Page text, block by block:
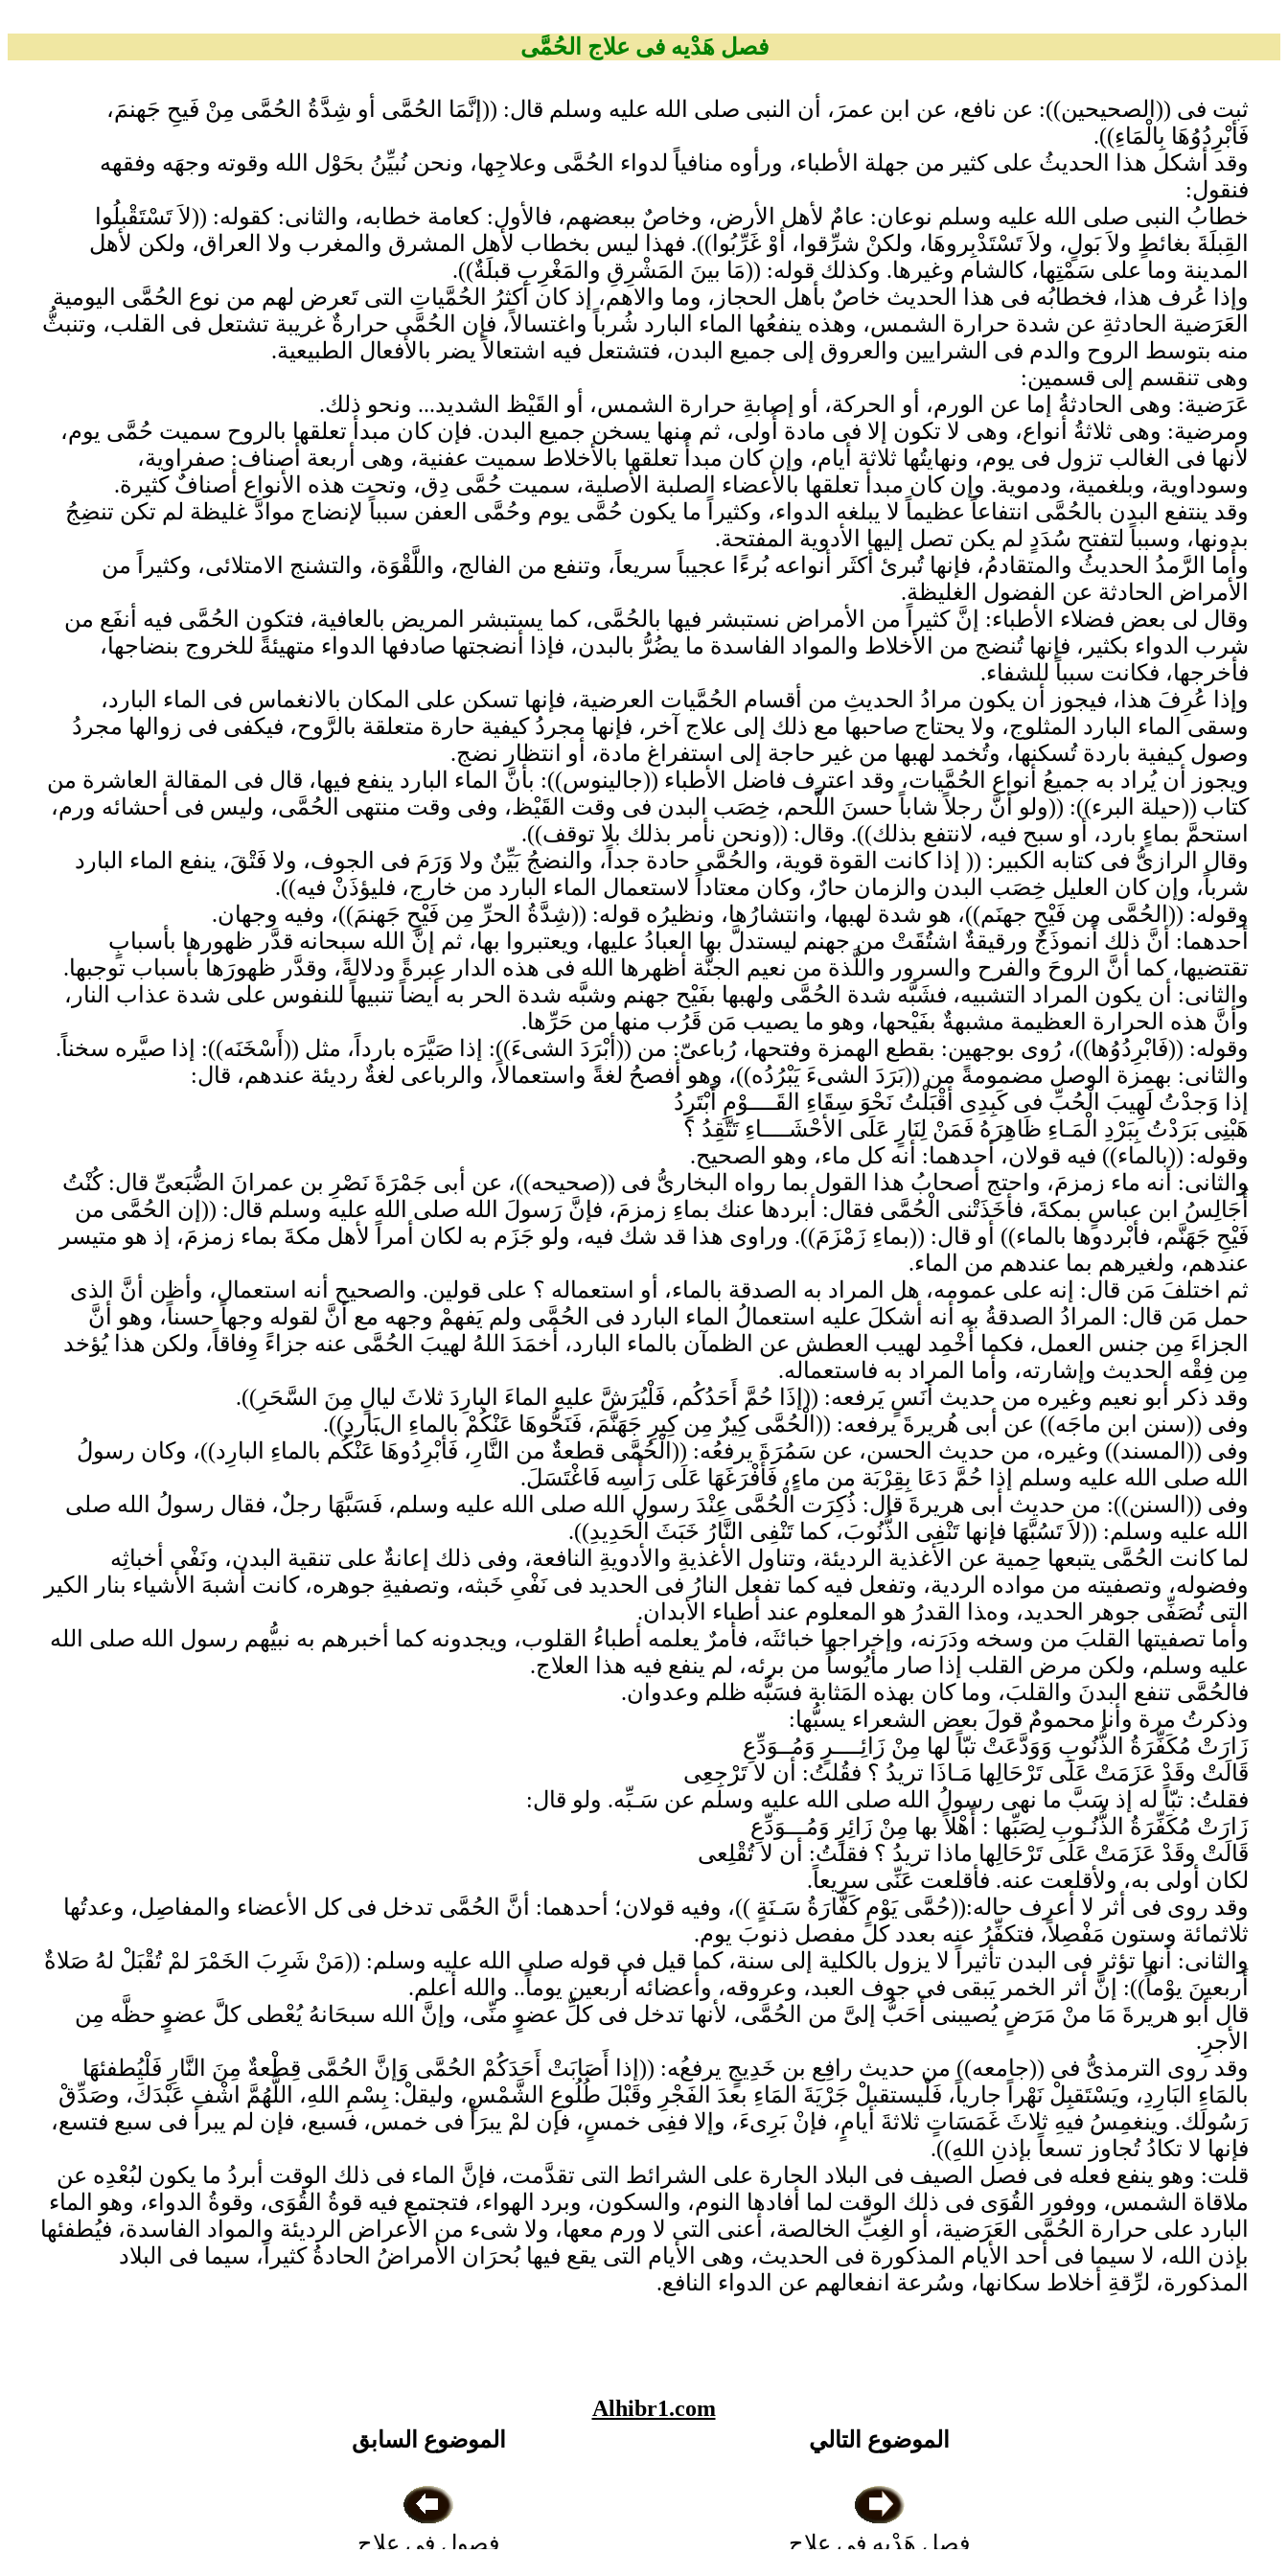
فصل هَدْيه فى علاج الحُمَّى
ثبت فى ((الصحيحين)): عن نافع، عن ابن عمرَ، أن النبى صلى الله عليه وسلم قال: ((إنَّمَا الحُمَّى أو شِدَّةُ الحُمَّى مِنْ فَيحِ جَهنمَ،
فَأبْرِدُوُهَا بِالْمَاءِ)).
وقد أشكل هذا الحديثُ على كثير من جهلة الأطباء، ورأوه منافياً لدواء الحُمَّى وعلاجِها، ونحن نُبيِّنُ بحَوْل الله وقوته وجهَه وفقهه
فنقول:
خطابُ النبى صلى الله عليه وسلم نوعان: عامٌ لأهل الأرض، وخاصٌ ببعضهم، فالأول: كعامة خطابه، والثانى: كقوله: ((لاَ تَسْتَقْبلُوا
القِبلَةَ بغائطٍ ولاَ بَولٍ، ولاَ تَسْتَدْبِروهَا، ولكنْ شرِّقوا، أوْ غَرِّبُوا)). فهذا ليس بخطاب لأهل المشرق والمغرب ولا العراق، ولكن لأهل
المدينة وما على سَمْتِها، كالشام وغيرها. وكذلك قوله: ((مَا بينَ المَشْرِقِ والمَغْرِبِ قبلَةٌ)).
وإذا عُرف هذا، فخطابُه فى هذا الحديث خاصٌ بأهل الحجاز، وما والاهم، إذ كان أكثرُ الحُمَّياتِ التى تَعرض لهم من نوع الحُمَّى اليومية
العَرَضية الحادثةِ عن شدة حرارة الشمس، وهذه ينفعُها الماء البارد شُرباً واغتسالاً، فإن الحُمَّى حرارةٌ غريبة تشتعل فى القلب، وتنبثُّ
منه بتوسط الروح والدم فى الشرايين والعروق إلى جميع البدن، فتشتعل فيه اشتعالاً يضر بالأفعال الطبيعية.
وهى تنقسم إلى قسمين:
عَرَضية: وهى الحادثةُ إما عن الورم، أو الحركة، أو إصابةِ حرارة الشمس، أو القَيْظ الشديد... ونحو ذلك.
ومرضية: وهى ثلاثةُ أنواع، وهى لا تكون إلا فى مادة أُولى، ثم منها يسخن جميع البدن. فإن كان مبدأ تعلقها بالروح سميت حُمَّى يوم،
لأنها فى الغالب تزول فى يوم، ونهايتُها ثلاثة أيام، وإن كان مبدأُ تعلقها بالأخلاط سميت عفنية، وهى أربعة أصناف: صفراوية،
وسوداوية، وبلغمية، ودموية. وإن كان مبدأ تعلقها بالأعضاء الصلبة الأصلية، سميت حُمَّى دِق، وتحت هذه الأنواع أصنافٌ كثيرة.
وقد ينتفع البدن بالحُمَّى انتفاعاً عظيماً لا يبلغه الدواء، وكثيراً ما يكون حُمَّى يوم وحُمَّى العفن سبباً لإنضاج موادَّ غليظة لم تكن تنضِجُ
بدونها، وسبباً لتفتح سُدَدٍ لم يكن تصل إليها الأدوية المفتحة.
وأما الرَّمدُ الحديثُ والمتقادمُ، فإنها تُبرئ أكثَر أنواعه بُرءًا عجيباً سريعاً، وتنفع من الفالج، واللَّقْوَة، والتشنج الامتلائى، وكثيراً من
الأمراض الحادثة عن الفضول الغليظة.
وقال لى بعض فضلاء الأطباء: إنَّ كثيراً من الأمراض نستبشر فيها بالحُمَّى، كما يستبشر المريض بالعافية، فتكون الحُمَّى فيه أنفَع من
شرب الدواء بكثير، فإنها تُنضج من الأخلاط والمواد الفاسدة ما يضُرُّ بالبدن، فإذا أنضجتها صادفها الدواء متهيئةً للخروج بنضاجها،
فأخرجها، فكانت سبباً للشفاء.
وإذا عُرِفَ هذا، فيجوز أن يكون مرادُ الحديثِ من أقسام الحُمَّيات العرضية، فإنها تسكن على المكان بالانغماس فى الماء البارد،
وسقى الماء البارد المثلوج، ولا يحتاج صاحبها مع ذلك إلى علاج آخر، فإنها مجردُ كيفية حارة متعلقة بالرَّوح، فيكفى فى زوالها مجردُ
وصول كيفية باردة تُسكنها، وتُخمد لهبها من غير حاجة إلى استفراغ مادة، أو انتظار نضج.
ويجوز أن يُراد به جميعُ أنواع الحُمَّيات، وقد اعترف فاضل الأطباء ((جالينوس)): بأنَّ الماء البارد ينفع فيها، قال فى المقالة العاشرة من
كتاب ((حيلة البرء)): ((ولو أنَّ رجلاً شاباً حسنَ اللَّحم، خِصَب البدن فى وقت القَيْظ، وفى وقت منتهى الحُمَّى، وليس فى أحشائه ورم،
استحمَّ بماءٍ بارد، أو سبح فيه، لانتفع بذلك)). وقال: ((ونحن نأمر بذلك بلا توقف)).
وقال الرازىُّ فى كتابه الكبير: (( إذا كانت القوة قوية، والحُمَّى حادة جداً، والنضجُ بَيِّنٌ ولا وَرَمَ فى الجوف، ولا فَتْقَ، ينفع الماء البارد
شرباً، وإن كان العليل خِصَب البدن والزمان حارٌ، وكان معتاداً لاستعمال الماء البارد من خارج، فليؤذَنْ فيه)).
وقوله: ((الحُمَّى مِن فَيْحِ جهنَم))، هو شدة لهبها، وانتشارُها، ونظيرُه قوله: ((شِدَّةُ الحرِّ مِن فَيْحِ جَهنمَ))، وفيه وجهان.
أحدهما: أنَّ ذلك أَنموذَجٌ ورقيقةٌ اشتُقَتْ من جهنم ليستدلَّ بها العبادُ عليها، ويعتبروا بها، ثم إنَّ الله سبحانه قدَّر ظهورها بأسبابٍ
تقتضيها، كما أنَّ الروحَ والفرح والسرور واللَّذة من نعيم الجنَّة أظهرها الله فى هذه الدار عِبرةً ودلالةً، وقدَّر ظهورَها بأسباب توجبها.
والثانى: أن يكون المراد التشبيه، فشَبَّه شدة الحُمَّى ولهبها بفَيْح جهنم وشبَّه شدة الحر به أيضاً تنبيهاً للنفوس على شدة عذاب النار،
وأنَّ هذه الحرارة العظيمة مشبهةٌ بفَيْحها، وهو ما يصيب مَن قَرُب منها من حَرِّها.
وقوله: ((فَابْرِدُوُها))، رُوى بوجهين: بقطع الهمزة وفتحها، رُباعىّ: من ((أبْرَدَ الشىءَ)): إذا صَيَّرَه بارداً، مثل ((أَسْخَنَه)): إذا صيَّره سخناً.
والثانى: بهمزة الوصل مضمومةً من ((بَرَدَ الشىءَ يَبْرُدُه))، وهو أفصحُ لغةً واستعمالاً، والرباعى لغةٌ رديئة عندهم، قال:
إذا وَجدْتُ لَهِيبَ الْحُبِّ فى كَبِدِى أقْبَلْتُ نَحْوَ سِقَاءِ القَــــوْمِ أَبْتَرِدُ
هَبْنِى بَرَدْتُ بِبَرْدِ الْمَـاءِ ظَاهِرَهُ فَمَنْ لِنَارٍ عَلَى الأحْشَــــاءِ تَتَّقِدُ ؟
وقوله: ((بالماء)) فيه قولان، أحدهما: أنه كل ماء، وهو الصحيح.
والثانى: أنه ماء زمزمَ، واحتج أصحابُ هذا القول بما رواه البخارىُّ فى ((صحيحه))، عن أبى جَمْرَةَ نَصْرِ بن عمرانَ الضُّبَعىِّ قال: كُنْتُ
أُجَالِسُ ابن عباسٍ بمكةَ، فأخَذَتْنى الْحُمَّى فقال: أبردها عنك بماءِ زمزمَ، فإنَّ رَسولَ الله صلى الله عليه وسلم قال: ((إن الحُمَّى من
فَيْحِ جَهَنَّم، فأبْردوها بالماء)) أو قال: ((بماءِ زَمْزَمَ)). وراوى هذا قد شك فيه، ولو جَزَم به لكان أمراً لأهل مكةَ بماء زمزمَ، إذ هو متيسر
عندهم، ولغيرهم بما عندهم من الماء.
ثم اختلفَ مَن قال: إنه على عمومه، هل المراد به الصدقة بالماء، أو استعماله ؟ على قولين. والصحيح أنه استعمال، وأظن أنَّ الذى
حمل مَن قال: المرادُ الصدقةُ به أنه أشكلَ عليه استعمالُ الماء البارد فى الحُمَّى ولم يَفهمْ وجهه مع أنَّ لقوله وجهاً حسناً، وهو أنَّ
الجزاءَ مِن جنس العمل، فكما أُخْمِد لهيب العطش عن الظمآن بالماء البارد، أخمَدَ اللهُ لهيبَ الحُمَّى عنه جزاءً وِفاقاً، ولكن هذا يُؤخد
مِن فِقْه الحديث وإشارته، وأما المراد به فاستعماله.
وقد ذكر أبو نعيم وغيره من حديث أنَسٍ يَرفعه: ((إذَا حُمَّ أَحَدُكُم، فَلْيُرَشَّ عليهِ الماءَ البارِدَ ثلاثَ ليالٍ مِنَ السَّحَرِ)).
وفى ((سنن ابن ماجَه)) عن أبى هُريرةَ يرفعه: ((الْحُمَّى كِيرٌ مِن كِيرِ جَهَنَّمَ، فَنَحُّوهَا عَنْكُمْ بالماءِ البَاردِ)).
وفى ((المسند)) وغيره، من حديث الحسن، عن سَمُرَةَ يرفعُه: ((الْحُمَّى قطعةٌ من النَّارِ، فَأبْرِدُوهَا عَنْكُم بالماءِ البارِد))، وكان رسولُ
الله صلى الله عليه وسلم إذا حُمَّ دَعَا بِقِرْبَة من ماءٍ، فَأَفْرَغَهَا عَلَى رَأْسِه فَاغْتَسَلَ.
وفى ((السنن)): من حديث أبى هريرةَ قال: ذُكِرَت الْحُمَّى عِنْدَ رسول الله صلى الله عليه وسلم، فَسَبَّهَا رجلٌ، فقال رسولُ الله صلى
الله عليه وسلم: ((لاَ تَسُبَّهَا فإنها تَنْفِى الذُّنُوبَ، كما تَنْفِى النَّارُ خَبَثَ الْحَدِيدِ)).
لما كانت الحُمَّى يتبعها حِمية عن الأغذية الرديئة، وتناول الأغذيةِ والأدويةِ النافعة، وفى ذلك إعانةٌ على تنقية البدن، ونَفْى أخباثِه
وفضوله، وتصفيته من مواده الردية، وتفعل فيه كما تفعل النارُ فى الحديد فى نَفْىِ خَبثه، وتصفيةِ جوهره، كانت أشبهَ الأشياء بنار الكير
التى تُصَفِّى جوهر الحديد، وهذا القدرُ هو المعلوم عند أطباء الأبدان.
وأما تصفيتها القلبَ من وسخه ودَرَنه، وإخراجها خبائثَه، فأمرٌ يعلمه أطباءُ القلوب، ويجدونه كما أخبرهم به نبيُّهم رسول الله صلى الله
عليه وسلم، ولكن مرض القلب إذا صار مأيُوساً من برئه، لم ينفع فيه هذا العلاج.
فالحُمَّى تنفع البدنَ والقلبَ، وما كان بهذه المَثابة فسَبُّه ظلم وعدوان.
وذكرتُ مرة وأنا محمومٌ قولَ بعض الشعراء يسبُّها:
زَارَتْ مُكَفِّرَةُ الذُّنُوبِ وَوَدَّعَتْ تبّاً لها مِنْ زَائِــــرٍ وَمُــوَدِّعِ
قَالَتْ وقَدْ عَزَمَتْ عَلَى تَرْحَالِها مَـاذَا تريدُ ؟ فقُلتُ: أن لا تَرْجِعِى
فقلتُ: تبّاً له إذ سَبَّ ما نهى رسولُ الله صلى الله عليه وسلم عن سَـبِّه. ولو قال:
زَارَتْ مُكَفِّرَةُ الذُّنُـوبِ لِصَبِّها : أَهْلاً بها مِنْ زَائِرٍ وَمُـــوَدِّعِ
قَالَتْ وقَدْ عَزَمَتْ عَلَى تَرْحَالِها ماذا تريدُ ؟ فقلتُ: أن لا تُقْلِعى
لكان أولى به، ولأقلعت عنه. فأقلعت عَنِّى سريعاً.
وقد روى فى أثر لا أعرف حاله:((حُمَّى يَوْمٍ كَفَّارَةُ سَـنَةٍ ))، وفيه قولان؛ أحدهما: أنَّ الحُمَّى تدخل فى كل الأعضاء والمفاصِل، وعدتُها
ثلاثمائة وستون مَفْصِلاً، فتكفِّرُ عنه بعدد كل مفصل ذنوبَ يوم.
والثانى: أنها تؤثر فى البدن تأثيراً لا يزول بالكلية إلى سنة، كما قيل فى قوله صلى الله عليه وسلم: ((مَنْ شَرِبَ الخَمْرَ لمْ تُقْبَلْ لهُ صَلاةٌ
أَربعينَ يوْماً)): إنَّ أثر الخمر يَبقى فى جوف العبد، وعروقه، وأعضائه أربعين يوماً.. والله أعلم.
قال أبو هريرةَ مَا منْ مَرَضٍ يُصيبنى أَحَبُّ إلىَّ من الحُمَّى، لأنها تدخل فى كلِّ عضوٍ منِّى، وإنَّ الله سبحَانهُ يُعْطى كلَّ عضوٍ حظَّه مِن
الأجرِ.
وقد روى الترمذىُّ فى ((جامعه)) من حديث رافِع بن خَدِيجٍ يرفعُه: ((إذا أَصَابَتْ أَحَدَكُمْ الحُمَّى وَإنَّ الحُمَّى قِطْعةٌ مِنَ النَّارِ فَلْيُطفئهَا
بالمَاءِ البَارِدِ، ويَسْتَقبِلْ نَهْراً جارياً، فَلْيستقبلْ جَرْيَةَ المَاءِ بعدَ الفَجْرِ وقَبْلَ طُلُوعِ الشَّمْسِ، وليقلْ: بِسْمِ اللهِ، اللَّهُمَّ اشْفِ عَبْدَكَ، وصَدِّقْ
رَسُولَك. وينغمِسُ فيهِ ثلاثَ غَمَسَاتٍ ثلاثةَ أيامٍ، فإنْ بَرِىءَ، وإلا ففِى خمسٍ، فإن لمْ يبرَأْ فى خمس، فسبع، فإن لم يبرأ فى سبع فتسع،
فإنها لا تكادُ تُجاوز تسعاً بإذنِ اللهِ)).
قلت: وهو ينفع فعله فى فصل الصيف فى البلاد الحارة على الشرائط التى تقدَّمت، فإنَّ الماء فى ذلك الوقت أبردُ ما يكون لبُعْدِه عن
ملاقاة الشمس، ووفور القُوَى فى ذلك الوقت لما أفادها النوم، والسكون، وبرد الهواء، فتجتمع فيه قوةُ القُوَى، وقوةُ الدواء، وهو الماء
البارد على حرارة الحُمَّى العَرَضية، أو الغِبِّ الخالصة، أعنى التى لا ورم معها، ولا شىء من الأعراض الرديئة والمواد الفاسدة، فيُطفئها
بإذن الله، لا سيما فى أحد الأيام المذكورة فى الحديث، وهى الأيام التى يقع فيها بُحرَان الأمراضُ الحادةُ كثيراً، سيما فى البلاد
المذكورة، لرِّقةِ أخلاط سكانها، وسُرعة انفعالهم عن الدواء النافع.
الموضوع التالي
فصل هَدْيه فى علاج
Alhibr1.com
الموضوع السابق
فصول فى علاج